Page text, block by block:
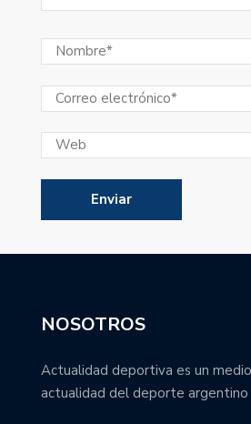
NOSOTROS
Actualidad deportiva es un
actualidad del deporte argentino